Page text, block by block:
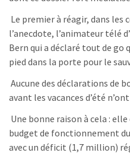
Le premier à réagir, dans les
l’anecdote, l’animateur télé
Bern qui a déclaré tout de go
pied dans la porte pour le
Aucune des déclarations de
avant les vacances d’été
Une bonne raison à cela :
budget de fonctionnement
avec un déficit (1,7 million)